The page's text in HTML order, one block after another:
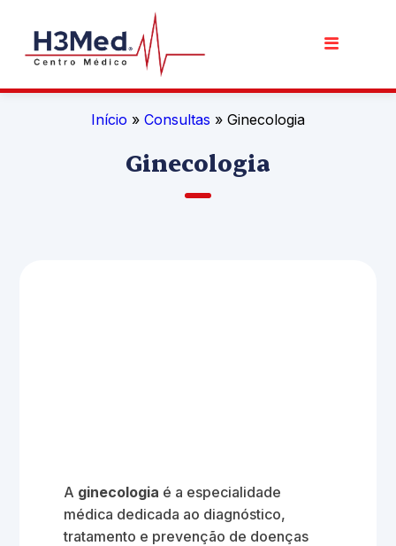
Início » Consultas » Ginecologia
Ginecologia
A ginecologia é a especialidade
médica dedicada ao diagnóstico,
tratamento e prevenção de doenças